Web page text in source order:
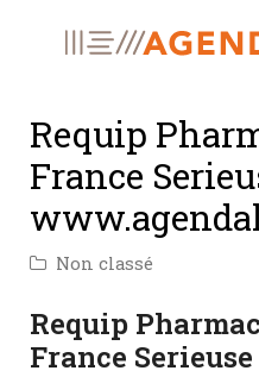
Requip
France
Non classé
Requip
France Serieuse